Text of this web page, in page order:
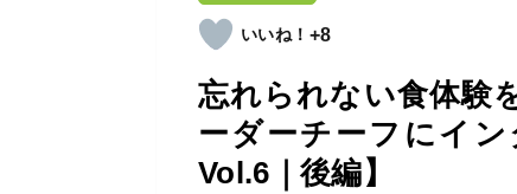
+8
忘れられない食体験
ーダーチーフにイ
Vol.6｜後編】